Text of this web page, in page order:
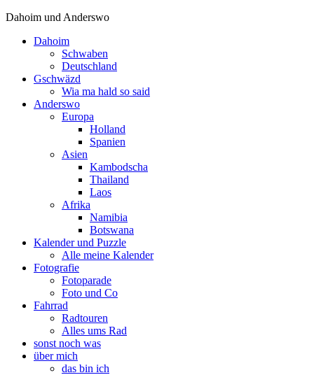
Dahoim und Anderswo
Dahoim
Schwaben
Deutschland
Gschwäzd
Wia ma hald so said
Anderswo
Europa
Holland
Spanien
Asien
Kambodscha
Thailand
Laos
Afrika
Namibia
Botswana
Kalender und Puzzle
Alle meine Kalender
Fotografie
Fotoparade
Foto und Co
Fahrrad
Radtouren
Alles ums Rad
sonst noch was
über mich
das bin ich